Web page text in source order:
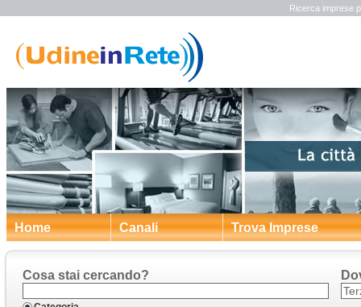
Ricerca imprese
Home Canali Trova Imprese
Cosa stai cercando?